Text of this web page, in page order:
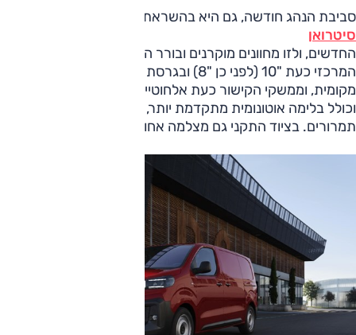
סביבת הנהג חודשה, גם היא בהשראת דגמי
סיטרואן
החדשים, ולזו מחוונים מוקרנים ובורר הילוכים עדכניים, הצג
מקומית, וממשקי הקישור כעת אלחוטיים. מפרט הבטיחות שודרג
וכולל בלימה אוטונומית מתקדמת יותר, תיקון סטייה מנתיב, זיהוי
תמרורים. בציוד התקני גם מצלמה אחורית.